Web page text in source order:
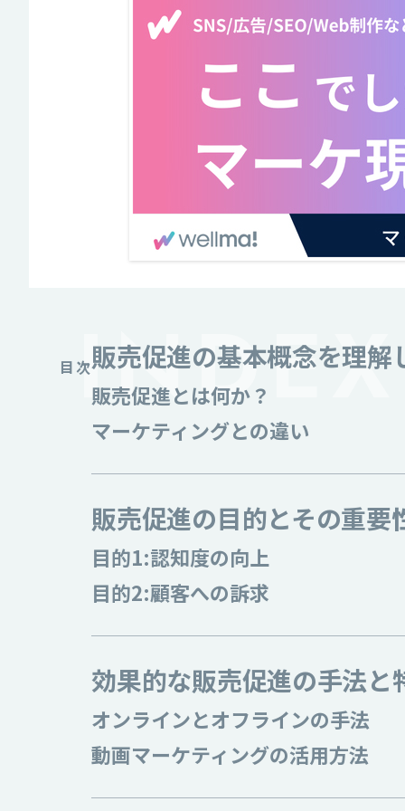
目次販売促進の基本概念を理解
販売促進とは何か？
マーケティングとの違い
販売促進の目的とその重要
目的1:認知度の向上
目的2:顧客への訴求
効果的な販売促進の手法と
オンラインとオフラインの手法
動画マーケティングの活用方法